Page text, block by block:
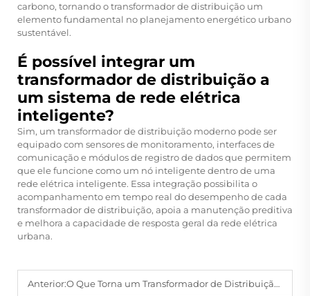
carbono, tornando o transformador de distribuição um
elemento fundamental no planejamento energético urbano
sustentável.
É possível integrar um
transformador de distribuição a
um sistema de rede elétrica
inteligente?
Sim, um transformador de distribuição moderno pode ser
equipado com sensores de monitoramento, interfaces de
comunicação e módulos de registro de dados que permitem
que ele funcione como um nó inteligente dentro de uma
rede elétrica inteligente. Essa integração possibilita o
acompanhamento em tempo real do desempenho de cada
transformador de distribuição, apoia a manutenção preditiva
e melhora a capacidade de resposta geral da rede elétrica
urbana.
Anterior:O Que Torna um Transformador de Distribuição Adequado para Aplicações Industriais